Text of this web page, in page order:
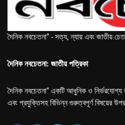
দৈনিক নবচেতনা" - সত্য, ন্যায় এবং জাতীয়
দৈনিক নবচেতনা: জাতীয় পত্রিকা
দৈনিক নবচেতনা" একটি আধুনিক ও নির্ভরযোগ্য
এবং প্রযুক্তিসহ বিভিন্ন গুরুত্বপূর্ণ বিষয়ের